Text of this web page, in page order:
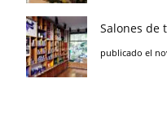
Salones de
publicado el